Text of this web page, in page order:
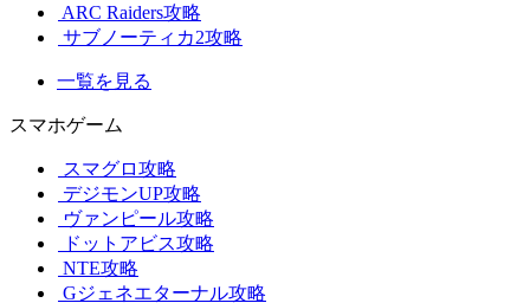
ARC Raiders攻略
サブノーティカ2攻略
一覧を見る
スマホゲーム
スマグロ攻略
デジモンUP攻略
ヴァンピール攻略
ドットアビス攻略
NTE攻略
Gジェネエターナル攻略